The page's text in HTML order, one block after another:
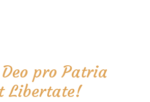
pro Patria
Libertate!